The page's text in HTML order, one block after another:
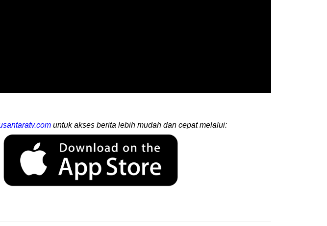
untuk akses berita lebih mudah dan cepat melalui: